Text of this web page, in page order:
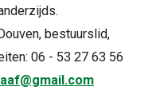
bestuurslid,
06 - 53 27 63 56